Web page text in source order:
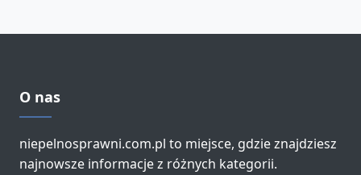
O nas
niepelnosprawni.com.pl to miejsce, gdzie znajdziesz
najnowsze informacje z różnych kategorii.